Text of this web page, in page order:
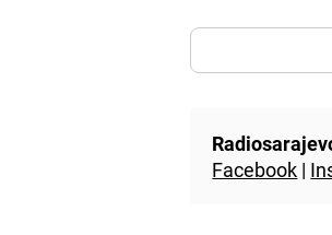
Facebook |